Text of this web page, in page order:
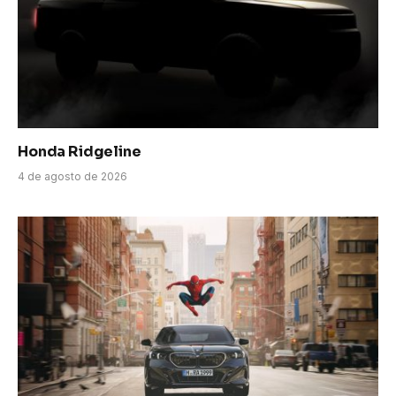
Honda Ridgeline
4 de agosto de 2026